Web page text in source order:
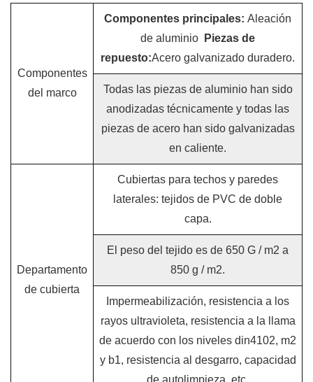
Componentes
del marco
Componentes principales: Aleación
de aluminio
Piezas de
repuesto:Acero galvanizado duradero.
Todas las piezas de aluminio han sido
anodizadas técnicamente y todas las
piezas de acero han sido galvanizadas
en caliente.
Departamento
de cubierta
Cubiertas para techos y paredes
laterales: tejidos de PVC de doble
capa.
El peso del tejido es de 650 G / m2 a
850 g / m2.
Impermeabilización, resistencia a los
rayos ultravioleta, resistencia a la llama
de acuerdo con los niveles din4102, m2
y b1, resistencia al desgarro, capacidad
de autolimpieza, etc.